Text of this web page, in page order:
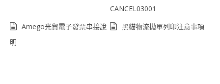
CANCEL03001
Amego光貿電子發票串接說
明
黑貓物流拋單列印注意事項